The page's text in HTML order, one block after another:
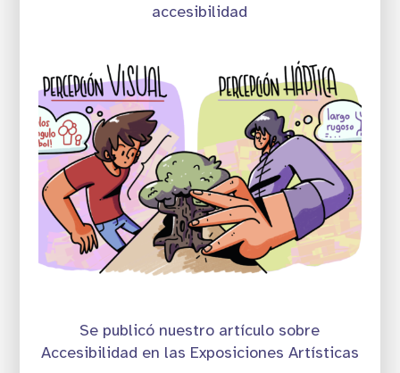
accesibilidad
Se publicó nuestro artículo sobre
Accesibilidad en las Exposiciones Artísticas